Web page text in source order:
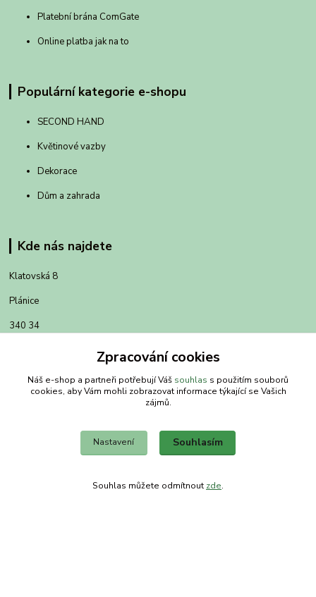
Platební brána ComGate
Online platba jak na to
Populární kategorie e-shopu
SECOND HAND
Květinové vazby
Dekorace
Dům a zahrada
Kde nás najdete
Klatovská 8
Plánice
340 34
Zpracování cookies
Náš e-shop a partneři potřebují Váš souhlas s použitím souborů
cookies, aby Vám mohli zobrazovat informace týkající se Vašich
zájmů.
Nastavení Souhlasím
Souhlas můžete odmítnout zde.